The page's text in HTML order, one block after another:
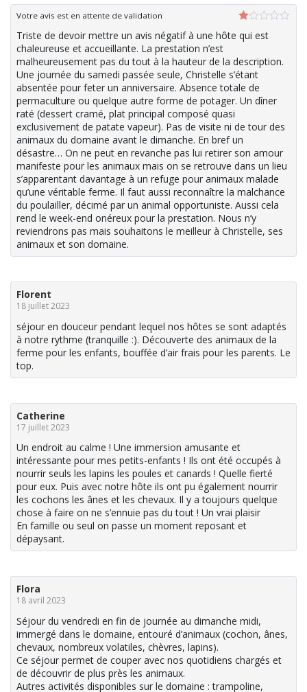
1
5
Votre avis est en attente de validation
Triste de devoir mettre un avis négatif à une hôte qui est
chaleureuse et accueillante. La prestation n’est
malheureusement pas du tout à la hauteur de la description.
Une journée du samedi passée seule, Christelle s’étant
absentée pour feter un anniversaire. Absence totale de
permaculture ou quelque autre forme de potager. Un dîner
raté (dessert cramé, plat principal composé quasi
exclusivement de patate vapeur). Pas de visite ni de tour des
animaux du domaine avant le dimanche. En bref un
désastre… On ne peut en revanche pas lui retirer son amour
manifeste pour les animaux mais on se retrouve dans un lieu
s’apparentant davantage à un refuge pour animaux malade
qu’une véritable ferme. Il faut aussi reconnaître la malchance
du poulailler, décimé par un animal opportuniste. Aussi cela
rend le week-end onéreux pour la prestation. Nous n’y
reviendrons pas mais souhaitons le meilleur à Christelle, ses
animaux et son domaine.
Florent
18 juillet 2023
séjour en douceur pendant lequel nos hôtes se sont adaptés
à notre rythme (tranquille :). Découverte des animaux de la
ferme pour les enfants, bouffée d’air frais pour les parents. Le
top.
Catherine
17 juillet 2023
Un endroit au calme ! Une immersion amusante et
intéressante pour mes petits-enfants ! Ils ont été occupés à
nourrir seuls les lapins les poules et canards ! Quelle fierté
pour eux. Puis avec notre hôte ils ont pu également nourrir
les cochons les ânes et les chevaux. Il y a toujours quelque
chose à faire on ne s’ennuie pas du tout ! Un vrai plaisir
En famille ou seul on passe un moment reposant et
dépaysant.
Flora
18 avril 2023
Séjour du vendredi en fin de journée au dimanche midi,
immergé dans le domaine, entouré d’animaux (cochon, ânes,
chevaux, nombreux volatiles, chèvres, lapins).
Ce séjour permet de couper avec nos quotidiens chargés et
de découvrir de plus près les animaux.
Autres activités disponibles sur le domaine : trampoline,